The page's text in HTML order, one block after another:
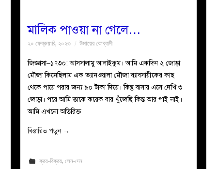
মালিক পাওয়া না গেলে…
২০ ফেব্রুয়ারি, ২০২৩ উমায়ের কোব্বাদী
জিজ্ঞাসা–১৭৩০: আসসালামু আলাইকুম। আমি একদিন ২ জোড়া
মৌজা কিনেছিলাম এক ভ্যানওয়ালা মৌজা ব্যাবসায়ীকের কাছ
থেকে পায়ে পরার জন্য ৯০ টাকা দিয়ে। কিন্তু বাসায় এসে দেখি ৩
জোড়া। পরে আমি তাকে কয়েক বার খুঁজেছি কিন্ত আর পাই নাই।
আমি এখনো অতিরিক্ত
বিস্তারিত পড়ুন →
ক্রয়-বিক্রয়, লেন-দেন